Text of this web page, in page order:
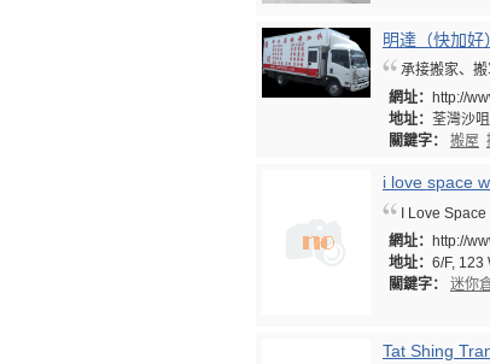
明達（快加好
承接搬家、
網址：
http://
地址： 荃灣沙
關鍵字：
搬屋
i love space
I Love
網址： http://
地址： 6/F, 123
關鍵字：
迷你
Tat Shing